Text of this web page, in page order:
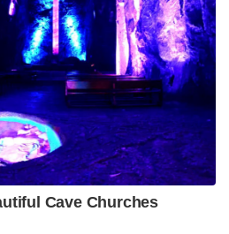
Cave Churches